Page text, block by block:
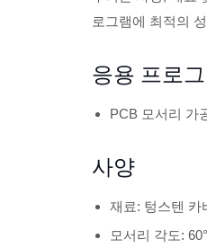
로그램에 최적의
응용 프로
PCB 모서리 가
사양
재료: 텅스텐 카
모서리 각도: